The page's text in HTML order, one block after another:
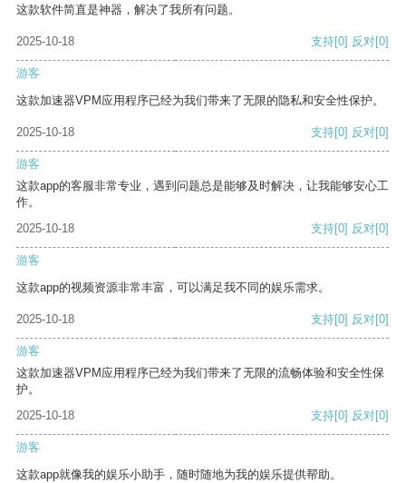
这款软件简直是神器，解决了我所有问题。
2025-10-18 支持[0] 反对[0]
游客
这款加速器VPM应用程序已经为我们带来了无限的隐私和安全性保护。
2025-10-18 支持[0] 反对[0]
游客
这款app的客服非常专业，遇到问题总是能够及时解决，让我能够安心工
作。
2025-10-18
支持[0] 反对[0]
游客
这款app的视频资源非常丰富，可以满足我不同的娱乐需求。
2025-10-18 支持[0] 反对[0]
游客
这款加速器VPM应用程序已经为我们带来了无限的流畅体验和安全性保
护。
2025-10-18
支持[0] 反对[0]
游客
这款app就像我的娱乐小助手，随时随地为我的娱乐提供帮助。